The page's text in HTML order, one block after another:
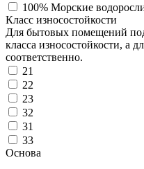
100% Морские
Класс износостойкости
Для бытовых помещений
класса износостойкости, а
соответственно.
21
22
23
32
31
33
Основа